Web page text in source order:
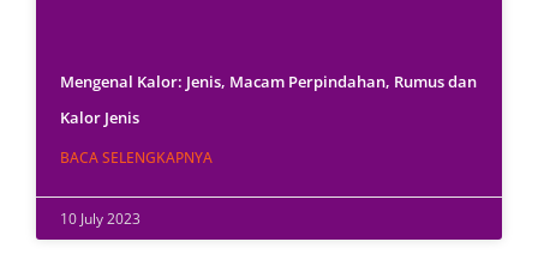
Mengenal Kalor: Jenis, Macam Perpindahan, Rumus dan
Kalor Jenis
BACA SELENGKAPNYA
10 July 2023